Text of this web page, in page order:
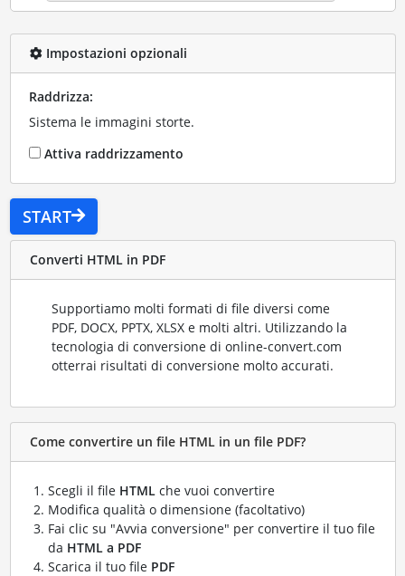
Impostazioni opzionali
Raddrizza:
Sistema le immagini storte.
Attiva raddrizzamento
START
Converti HTML in PDF
Supportiamo molti formati di file diversi come
PDF, DOCX, PPTX, XLSX e molti altri. Utilizzando la
tecnologia di conversione di online-convert.com
otterrai risultati di conversione molto accurati.
Come convertire un file HTML in un file PDF?
Scegli il file HTMLche vuoi convertire
Modifica qualità o dimensione (facoltativo)
Fai clic su "Avvia conversione" per convertire il tuo file
da HTML a PDF
Scarica il tuo file PDF